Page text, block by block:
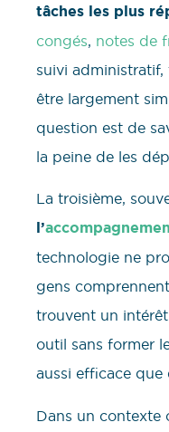
tâches les plus
congés, notes de
suivi administratif,
être largement
question est de
la peine de les
La troisième,
l’
technologie ne
gens
trouvent un
outil sans former
aussi efficace que
Dans un contexte